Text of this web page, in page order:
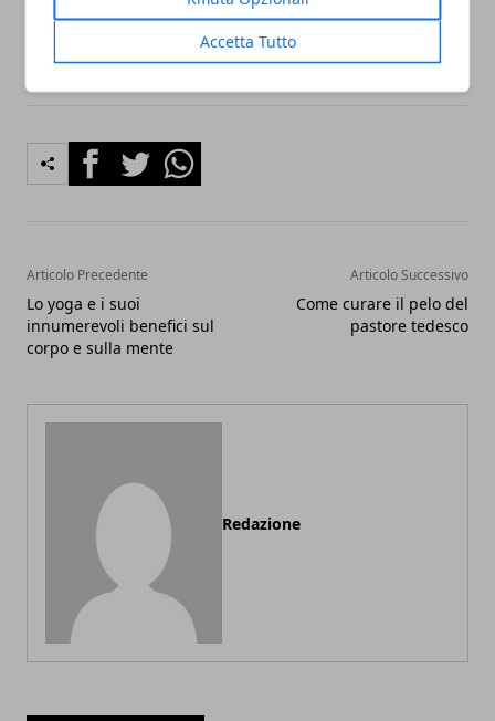
Accetta Tutto
rispondere a queste esigenze.
FacebookTwitterWhatsapp
Articolo Precedente
Lo yoga e i suoi
innumerevoli benefici sul
corpo e sulla mente
Articolo Successivo
Come curare il pelo del
pastore tedesco
Redazione